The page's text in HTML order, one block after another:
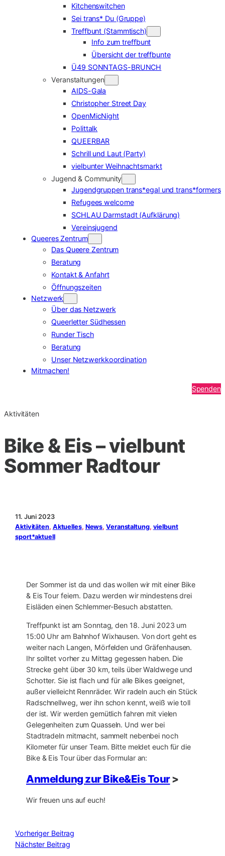
Kitchenswitchen
Sei trans* Du (Gruppe)
Treffbunt (Stammtisch)
Info zum treffbunt
Übersicht der treffbunte
Ü49 SONNTAGS-BRUNCH
Veranstaltungen
AIDS-Gala
Christopher Street Day
OpenMicNight
Polittalk
QUEERBAR
Schrill und Laut (Party)
vielbunter Weihnachtsmarkt
Jugend & Community
Jugendgruppen trans*egal und trans*formers
Refugees welcome
SCHLAU Darmstadt (Aufklärung)
Vereinsjugend
Queeres Zentrum
Das Queere Zentrum
Beratung
Kontakt & Anfahrt
Öffnungszeiten
Netzwerk
Über das Netzwerk
Queerletter Südhessen
Runder Tisch
Beratung
Unser Netzwerkkoordination
Mitmachen!
Spenden
Aktivitäten
Bike & Eis – vielbunt
Sommer Radtour
11. Juni 2023
Aktivitäten, Aktuelles, News, Veranstaltung, vielbunt
sport*aktuell
Der Sommer ist da und das wollen wir mit einer Bike
& Eis Tour feiern. Dazu werden wir mindestens drei
Eisläden einen Schlemmer-Besuch abstatten.
Treffpunkt ist am Sonntag, den 18. Juni 2023 um
15:00 Uhr am Bahnhof Wixhausen. Von dort geht es
weiter nach Langen, Mörfelden und Gräfenhausen.
Ihr solltet vorher zu Mittag gegessen haben. Die
Strecke geht über 30 km, teils über Waldwege und
Schotter. Sie ist flach und für alle Bikes geeignet,
außer vielleicht Rennräder. Wir radeln auch ein Stück
Radschnellweg, wer ihn schon kennt, weiß wie toll
der ist. Wir werden gemütlich fahren mit vielen
Gelegenheiten zum Quasseln. Und wer bei
Stadtradeln mitmacht, sammelt nebenbei noch
Kilometer für unser Team. Bitte meldet euch für die
Bike & Eis Tour über das Formular an:
Anmeldung zur Bike&Eis Tour>
Wir freuen uns auf euch!
Vorheriger Beitrag
Nächster Beitrag